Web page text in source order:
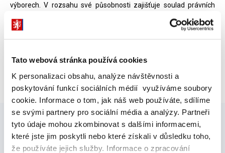
Tato webová stránka používá cookies
K personalizaci obsahu, analýze návštěvnosti a
poskytování funkcí sociálních médií využíváme soubory
cookie. Informace o tom, jak náš web používáte, sdílíme
se svými partnery pro sociální média a analýzy. Partneři
tyto údaje mohou zkombinovat s dalšími informacemi,
které jste jim poskytli nebo které získali v důsledku toho,
že používáte jejich služby. Informace o zpracování
výborech. V rozsahu své působnosti zajišťuje soulad právních
předpisů s právem EU a s dalšími mezinárodními závazky ČR. V
rozsahu své působnosti zabezpečuje a zpracovává další agendu
ve vztahu k orgánům EU, OECD a dalších mezinárodních
správní orgán krajských úřadů v řízení o přestupcích. Je
gestorem příprav obecného zákona o zavedení eura v ČR.
oddělení 3501 - Kapitálový trh a finanční
inovace